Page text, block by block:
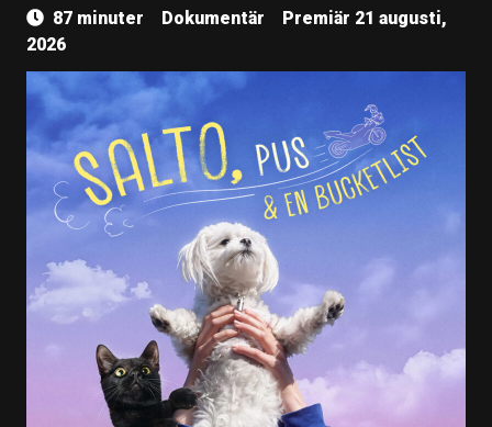
87 minuter Dokumentär
Premiär 21 augusti,
2026